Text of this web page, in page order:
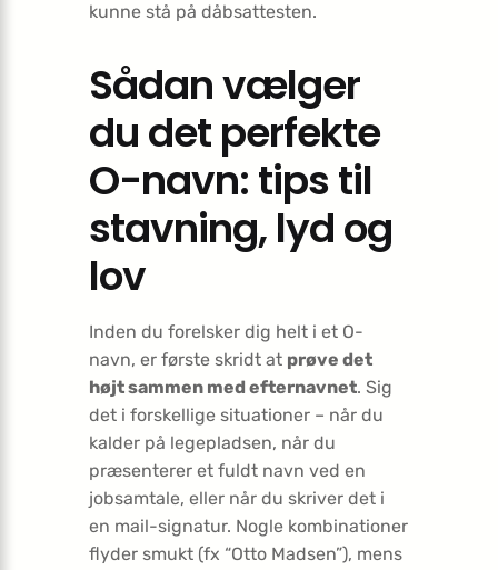
kunne stå på dåbsattesten.
Sådan vælger
du det perfekte
O-navn: tips til
stavning, lyd og
lov
Inden du forelsker dig helt i et O-
navn, er første skridt at prøve det
højt sammen med efternavnet. Sig
det i forskellige situationer – når du
kalder på legepladsen, når du
præsenterer et fuldt navn ved en
jobsamtale, eller når du skriver det i
en mail-signatur. Nogle kombinationer
flyder smukt (fx “Otto Madsen”), mens